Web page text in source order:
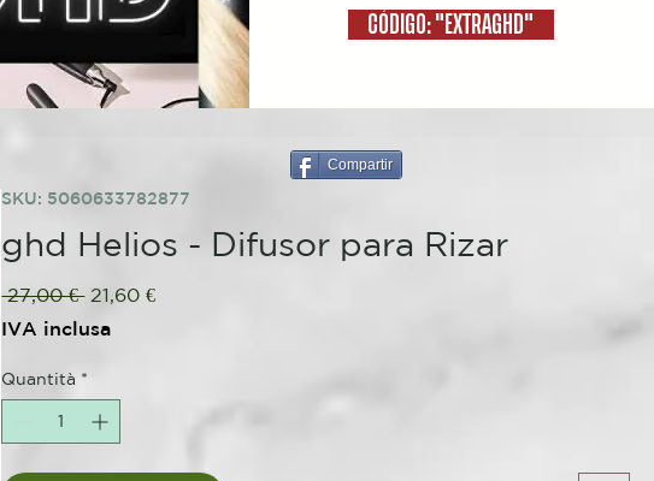
CÓDIGO: "EXTRAGHD"
SKU: 5060633782877
ghd Helios - Difusor para Rizar
27,00 € Prezzo
21,60 €Prezzo
IVA inclusa
Quantità *
Compartir